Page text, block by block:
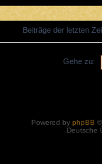
Beiträge der letzten
Gehe zu:
Powered by phpBB
Deutsche